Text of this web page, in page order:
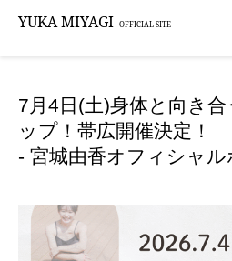
YUKA MIYAGI -OFFICIAL SITE-
7月4日(土)身体と向き
ップ！帯広開催決定！
- 宮城由香オフィシャ